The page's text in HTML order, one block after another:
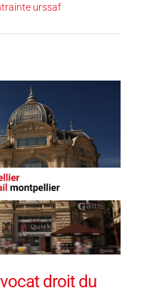
urssaf
droit du